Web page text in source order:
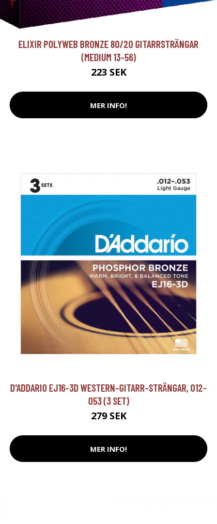
ELIXIR POLYWEB BRONZE 80/20 GITARRSTRÄNGAR
(MEDIUM 13-56)
223 SEK
MER INFO!
D'ADDARIO EJ16-3D WESTERN-GITARR-STRÄNGAR, 012-
053 (3 SET)
279 SEK
MER INFO!